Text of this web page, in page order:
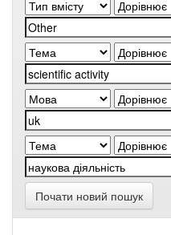
Почати новий пошук